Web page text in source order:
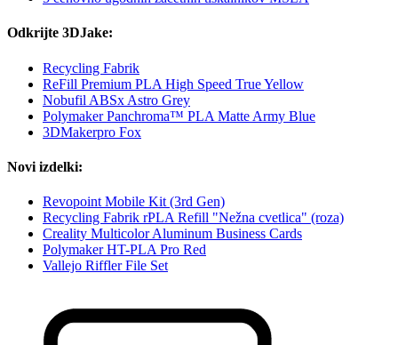
Odkrijte 3DJake:
Recycling Fabrik
ReFill Premium PLA High Speed True Yellow
Nobufil ABSx Astro Grey
Polymaker Panchroma™ PLA Matte Army Blue
3DMakerpro Fox
Novi izdelki:
Revopoint Mobile Kit (3rd Gen)
Recycling Fabrik rPLA Refill "Nežna cvetlica" (roza)
Creality Multicolor Aluminum Business Cards
Polymaker HT-PLA Pro Red
Vallejo Riffler File Set